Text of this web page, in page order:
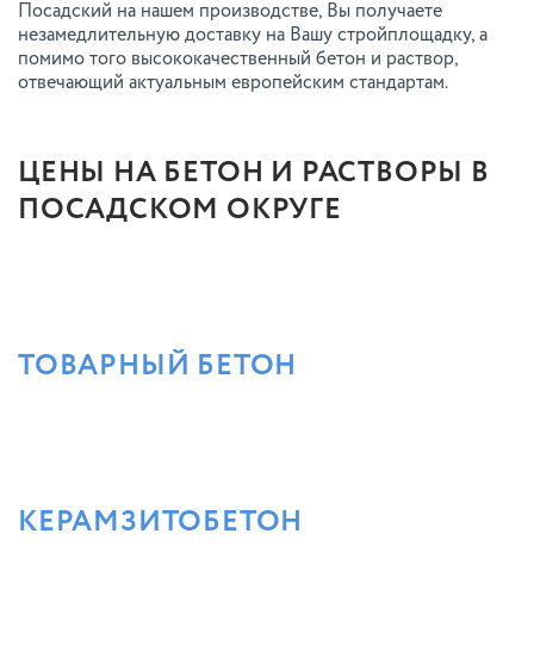
Посадский на нашем производстве, Вы получаете
незамедлительную доставку на Вашу стройплощадку, а
помимо того высококачественный бетон и раствор,
отвечающий актуальным европейским стандартам.
ЦЕНЫ НА БЕТОН И РАСТВОРЫ В
ПОСАДСКОМ ОКРУГЕ
ТОВАРНЫЙ БЕТОН
КЕРАМЗИТОБЕТОН